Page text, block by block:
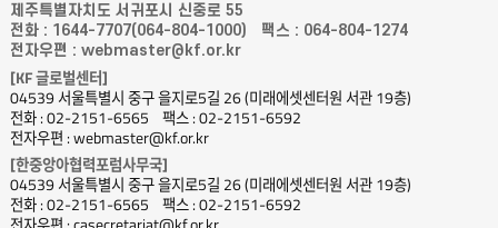
제주특별자치도 서귀포시 신중로 55
전화 : 1644-7707(064-804-1000)
팩스 : 064-804-1274
전자우편 : webmaster@kf.or.kr
[KF 글로벌센터]
04539 서울특별시 중구 을지로5길 26 (미래에셋센터원 서관 19층)
전화 : 02-2151-6565
팩스 : 02-2151-6592
전자우편 : webmaster@kf.or.kr
[한중앙아협력포럼사무국]
04539 서울특별시 중구 을지로5길 26 (미래에셋센터원 서관 19층)
전화 : 02-2151-6565
팩스 : 02-2151-6592